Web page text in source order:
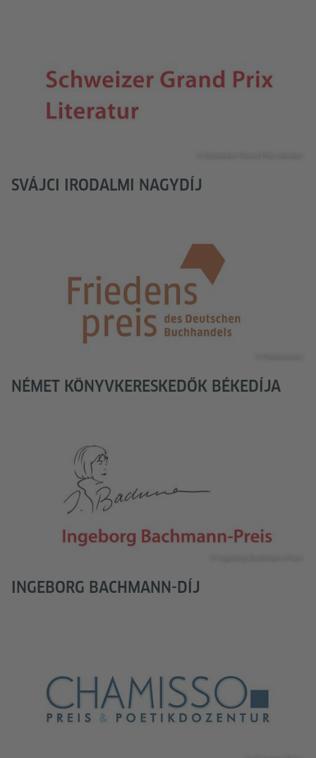
SVÁJCI IRODALMI NAGYDÍJ
NÉMET KÖNYVKERESKEDŐK BÉKEDÍJA
INGEBORG BACHMANN-DÍJ